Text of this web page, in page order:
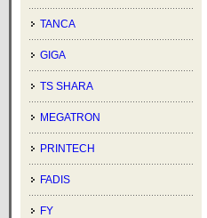
TANCA
GIGA
TS SHARA
MEGATRON
PRINTECH
FADIS
FY